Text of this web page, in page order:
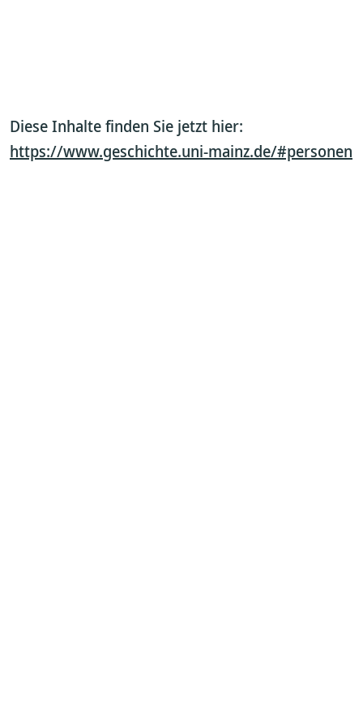
Diese Inhalte finden Sie jetzt hier:
https://www.geschichte.uni-mainz.de/#personen